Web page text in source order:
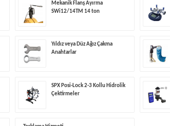
Mekanik Flanş Ayırma
SWi12/14TM 14 ton
Yıldız veya Düz Ağız Çakma
Anahtarlar
SPX Posi-Lock 2-3 Kollu Hidrolik
Çektirmeler